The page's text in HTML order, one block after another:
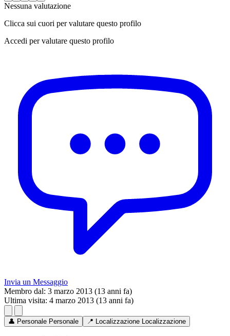
Nessuna valutazione
Clicca sui cuori per valutare questo profilo
Accedi per valutare questo profilo
Invia un Messaggio
Membro dal: 3 marzo 2013 (13 anni fa)
Ultima visita: 4 marzo 2013 (13 anni fa)
👤 Personale Personale 📍 Localizzazione Localizzazione